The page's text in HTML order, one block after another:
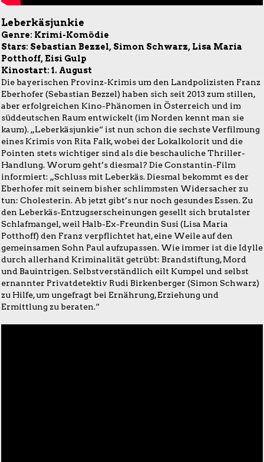
Leberkäsjunkie
Genre: Krimi-Komödie
Stars: Sebastian Bezzel, Simon Schwarz, Lisa Maria
Potthoff, Eisi Gulp
Kinostart: 1. August
Die bayerischen Provinz-Krimis um den Landpolizisten Franz
Eberhofer (Sebastian Bezzel) haben sich seit 2013 zum stillen,
aber erfolgreichen Kino-Phänomen in Österreich und im
süddeutschen Raum entwickelt (im Norden kennt man sie
kaum). „Leberkäsjunkie“ ist nun schon die sechste Verfilmung
eines Krimis von Rita Falk, wobei der Lokalkolorit und die
Pointen stets wichtiger sind als die beschauliche Thriller-
Handlung. Worum geht’s diesmal? Die Constantin-Film
informiert: „Schluss mit Leberkäs. Diesmal bekommt es der
Eberhofer mit seinem bisher schlimmsten Widersacher zu
tun: Cholesterin. Ab jetzt gibt’s nur noch gesundes Essen. Zu
den Leberkäs-Entzugserscheinungen gesellt sich brutalster
Schlafmangel, weil Halb-Ex-Freundin Susi (Lisa Maria
Potthoff) den Franz verpflichtet hat, eine Weile auf den
gemeinsamen Sohn Paul aufzupassen. Wie immer ist die Idylle
durch allerhand Kriminalität getrübt: Brandstiftung, Mord
und Bauintrigen. Selbstverständlich eilt Kumpel und selbst
ernannter Privatdetektiv Rudi Birkenberger (Simon Schwarz)
zu Hilfe, um ungefragt bei Ernährung, Erziehung und
Ermittlung zu beraten.“